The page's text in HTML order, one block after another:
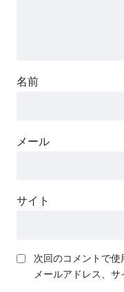
名前
メール
サイト
次回のコメントで使
メールアドレス、サ